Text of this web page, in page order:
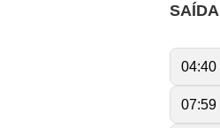
04:40
07:59